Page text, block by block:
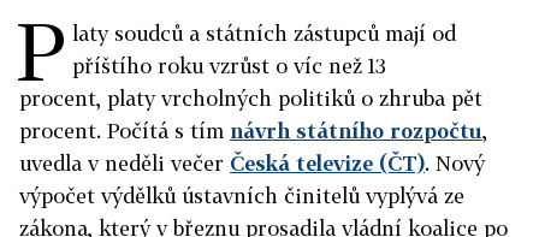
P laty soudců a státních zástupců mají od
příštího roku vzrůst o víc než 13
procent, platy vrcholných politiků o zhruba pět
procent. Počítá s tím návrh státního rozpočtu,
uvedla v neděli večer Česká televize (ČT). Nový
výpočet výdělků ústavních činitelů vyplývá ze
zákona, který v březnu prosadila vládní koalice po